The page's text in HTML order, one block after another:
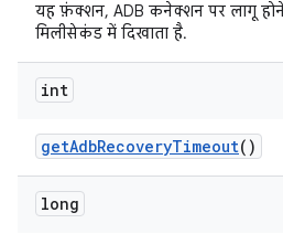
यह फ़ंक्शन, ADB कनेक्शन पर लागू
मिलीसेकंड में दिखाता है.
int
getAdbRecoveryTimeout()
long